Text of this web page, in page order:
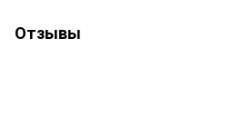
Отзывы